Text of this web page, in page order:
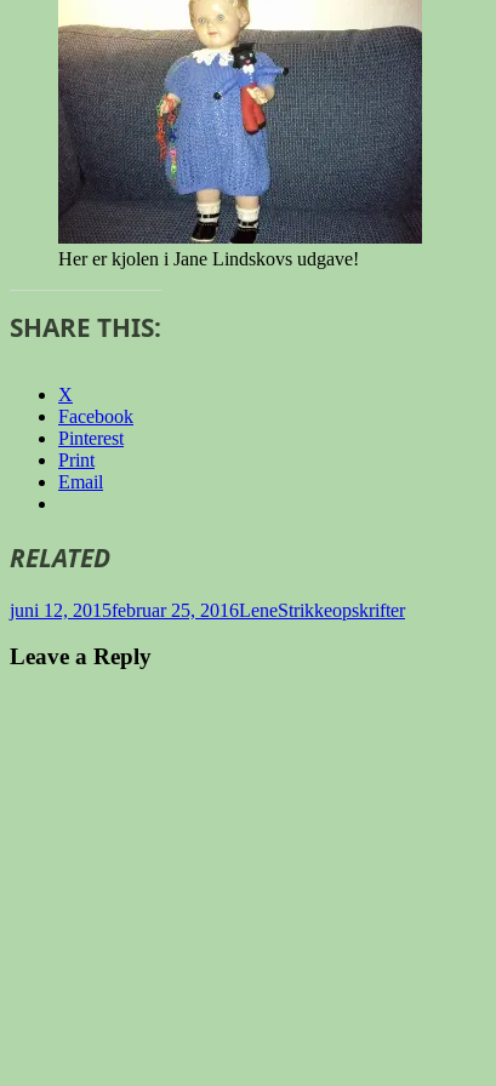
Her er kjolen i Jane Lindskovs udgave!
SHARE THIS:
X
Facebook
Pinterest
Print
Email
RELATED
Udgivet
juni 12, 2015februar 25, 2016Forfatter
LeneKategorier
Strikkeopskrifter
Leave a Reply